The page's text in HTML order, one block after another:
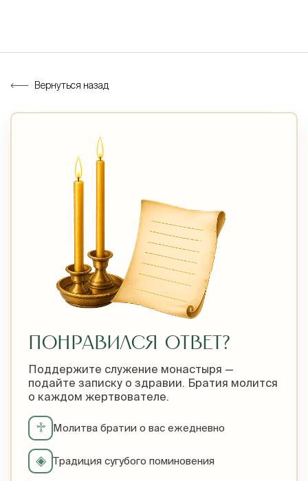
Вернуться назад
ПОНРАВИЛСЯ ОТВЕТ?
Поддержите служение монастыря —
подайте записку о здравии. Братия молится
о каждом жертвователе.
♱ Молитва братии о вас ежедневно
◈ Традиция сугубого поминовения